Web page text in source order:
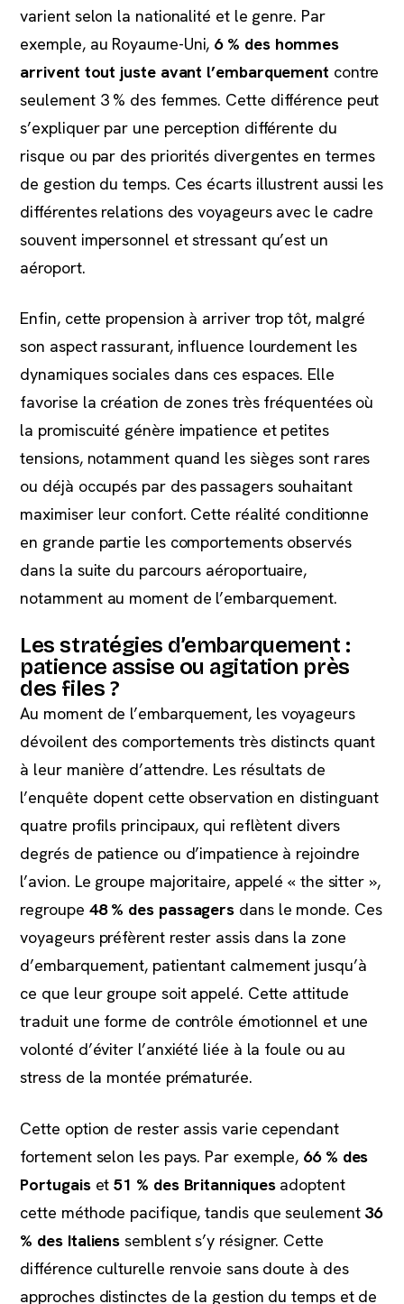
varient selon la nationalité et le genre. Par
exemple, au Royaume-Uni, 6 % des hommes
arrivent tout juste avant l’embarquement contre
seulement 3 % des femmes. Cette différence peut
s’expliquer par une perception différente du
risque ou par des priorités divergentes en termes
de gestion du temps. Ces écarts illustrent aussi les
différentes relations des voyageurs avec le cadre
souvent impersonnel et stressant qu’est un
aéroport.
Enfin, cette propension à arriver trop tôt, malgré
son aspect rassurant, influence lourdement les
dynamiques sociales dans ces espaces. Elle
favorise la création de zones très fréquentées où
la promiscuité génère impatience et petites
tensions, notamment quand les sièges sont rares
ou déjà occupés par des passagers souhaitant
maximiser leur confort. Cette réalité conditionne
en grande partie les comportements observés
dans la suite du parcours aéroportuaire,
notamment au moment de l’embarquement.
Les stratégies d’embarquement :
patience assise ou agitation près
des files ?
Au moment de l’embarquement, les voyageurs
dévoilent des comportements très distincts quant
à leur manière d’attendre. Les résultats de
l’enquête dopent cette observation en distinguant
quatre profils principaux, qui reflètent divers
degrés de patience ou d’impatience à rejoindre
l’avion. Le groupe majoritaire, appelé « the sitter »,
regroupe 48 % des passagers dans le monde. Ces
voyageurs préfèrent rester assis dans la zone
d’embarquement, patientant calmement jusqu’à
ce que leur groupe soit appelé. Cette attitude
traduit une forme de contrôle émotionnel et une
volonté d’éviter l’anxiété liée à la foule ou au
stress de la montée prématurée.
Cette option de rester assis varie cependant
fortement selon les pays. Par exemple, 66 % des
Portugaiset51 % des Britanniquesadoptent
cette méthode pacifique, tandis que seulement 36
% des Italiens semblent s’y résigner. Cette
différence culturelle renvoie sans doute à des
approches distinctes de la gestion du temps et de